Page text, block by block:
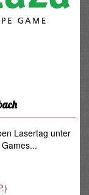
Lasertag unter